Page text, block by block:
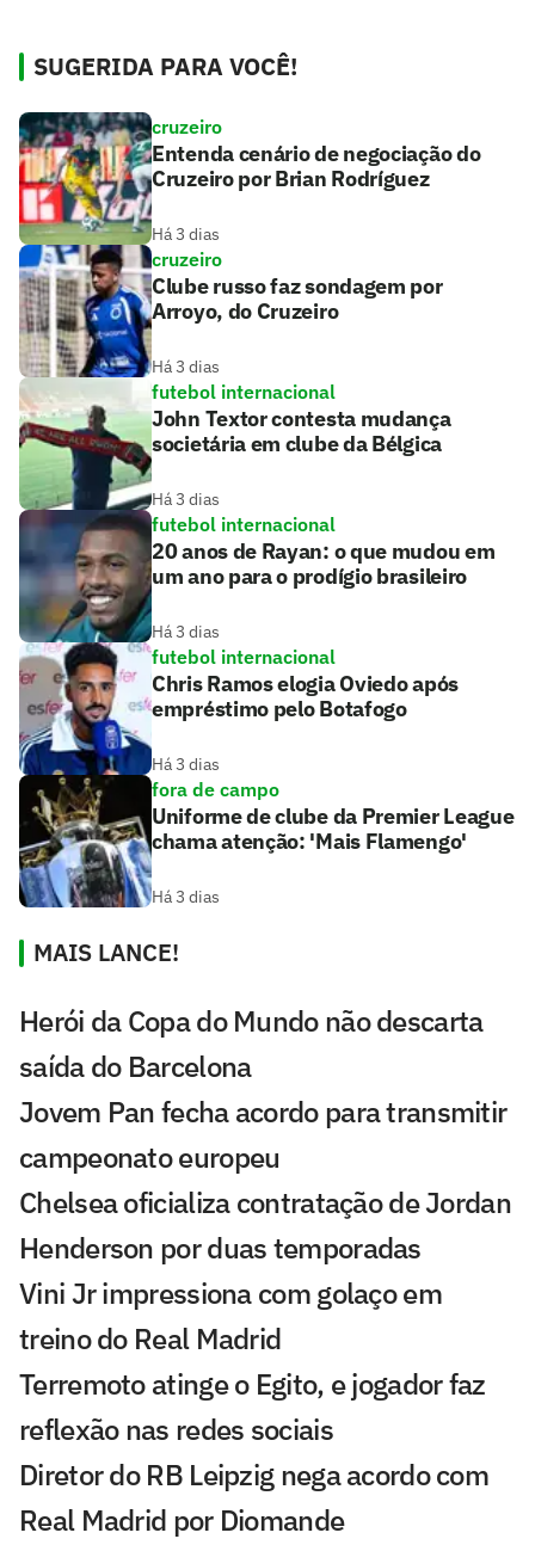
SUGERIDA PARA VOCÊ!
cruzeiro
Entenda cenário de negociação do
Cruzeiro por Brian Rodríguez
Há 3 dias
cruzeiro
Clube russo faz sondagem por
Arroyo, do Cruzeiro
Há 3 dias
futebol internacional
John Textor contesta mudança
societária em clube da Bélgica
Há 3 dias
futebol internacional
20 anos de Rayan: o que mudou em
um ano para o prodígio brasileiro
Há 3 dias
futebol internacional
Chris Ramos elogia Oviedo após
empréstimo pelo Botafogo
Há 3 dias
fora de campo
Uniforme de clube da Premier League
chama atenção: 'Mais Flamengo'
Há 3 dias
MAIS LANCE!
Herói da Copa do Mundo não descarta
saída do Barcelona
Jovem Pan fecha acordo para transmitir
campeonato europeu
Chelsea oficializa contratação de Jordan
Henderson por duas temporadas
Vini Jr impressiona com golaço em
treino do Real Madrid
Terremoto atinge o Egito, e jogador faz
reflexão nas redes sociais
Diretor do RB Leipzig nega acordo com
Real Madrid por Diomande